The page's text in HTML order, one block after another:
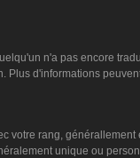
n'a pas encore
d'informations
votre rang,
unique ou